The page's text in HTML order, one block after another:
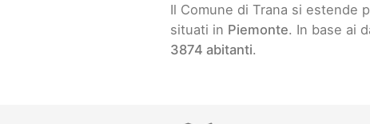
Il Comune di Trana si estende
situati in Piemonte. In base ai
3874 abitanti.